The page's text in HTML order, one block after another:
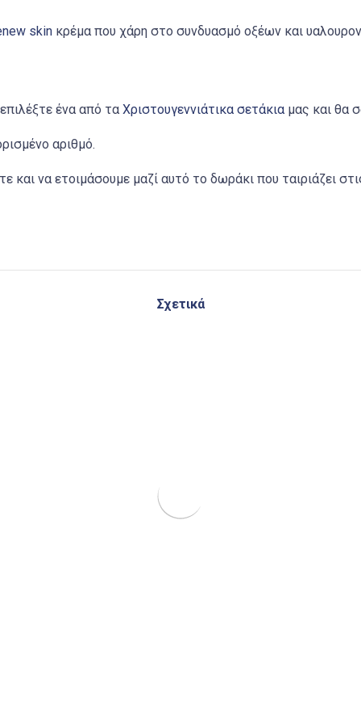
skin κρέμα που χάρη στο συνδυασμό οξέων και
ένα από τα Χριστουγεννιάτικα σετάκια μας και θα
αριθμό.
και να ετοιμάσουμε μαζί αυτό το δωράκι που ταιριάζει
Σχετικά